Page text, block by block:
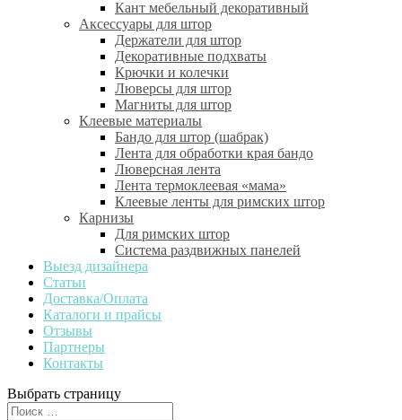
Кант мебельный декоративный
Аксессуары для штор
Держатели для штор
Декоративные подхваты
Крючки и колечки
Люверсы для штор
Магниты для штор
Клеевые материалы
Бандо для штор (шабрак)
Лента для обработки края бандо
Люверсная лента
Лента термоклеевая «мама»
Клеевые ленты для римских штор
Карнизы
Для римских штор
Система раздвижных панелей
Выезд дизайнера
Статьи
Доставка/Оплата
Каталоги и прайсы
Отзывы
Партнеры
Контакты
Выбрать страницу